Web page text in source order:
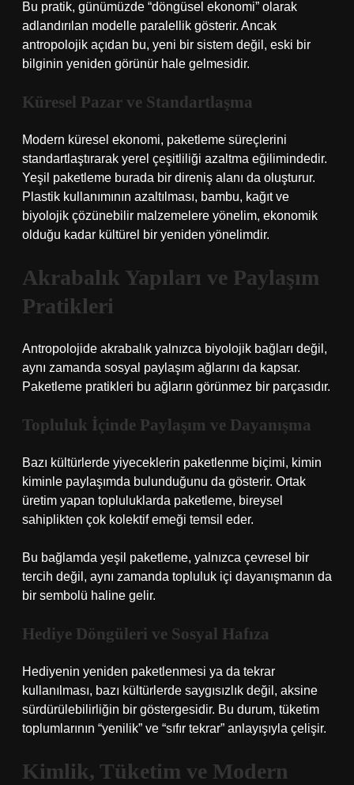
Bu pratik, günümüzde “döngüsel ekonomi” olarak
adlandırılan modelle paralellik gösterir. Ancak
antropolojik açıdan bu, yeni bir sistem değil, eski bir
bilginin yeniden görünür hale gelmesidir.
Küresel Pazar ve Standartlaşma
Modern küresel ekonomi, paketleme süreçlerini
standartlaştırarak yerel çeşitliliği azaltma eğilimindedir.
Yeşil paketleme burada bir direniş alanı da oluşturur.
Plastik kullanımının azaltılması, bambu, kağıt ve
biyolojik çözünebilir malzemelere yönelim, ekonomik
olduğu kadar kültürel bir yeniden yönelimdir.
Akrabalık Yapıları ve Paylaşım
Pratikleri
Antropolojide akrabalık yalnızca biyolojik bağları değil,
aynı zamanda sosyal paylaşım ağlarını da kapsar.
Paketleme pratikleri bu ağların görünmez bir parçasıdır.
Topluluk İçinde Paylaşım ve Dayanışma
Bazı kültürlerde yiyeceklerin paketlenme biçimi, kimin
kiminle paylaşımda bulunduğunu da gösterir. Ortak
üretim yapan topluluklarda paketleme, bireysel
sahiplikten çok kolektif emeği temsil eder.
Bu bağlamda yeşil paketleme, yalnızca çevresel bir
tercih değil, aynı zamanda topluluk içi dayanışmanın da
bir sembolü haline gelir.
Hediye Döngüleri ve Sosyal Hafıza
Hediyenin yeniden paketlenmesi ya da tekrar
kullanılması, bazı kültürlerde saygısızlık değil, aksine
sürdürülebilirliğin bir göstergesidir. Bu durum, tüketim
toplumlarının “yenilik” ve “sıfır tekrar” anlayışıyla çelişir.
Kimlik, Tüketim ve Modern